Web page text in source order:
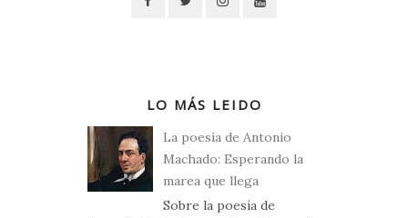
LO MÁS LEIDO
La poesía de Antonio
Machado: Esperando la
marea que llega
Sobre la poesía de